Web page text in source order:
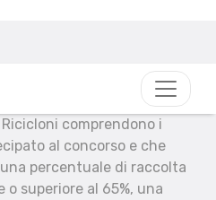
comprendono i
al concorso e che
percentuale di raccolta
superiore al 65%, una